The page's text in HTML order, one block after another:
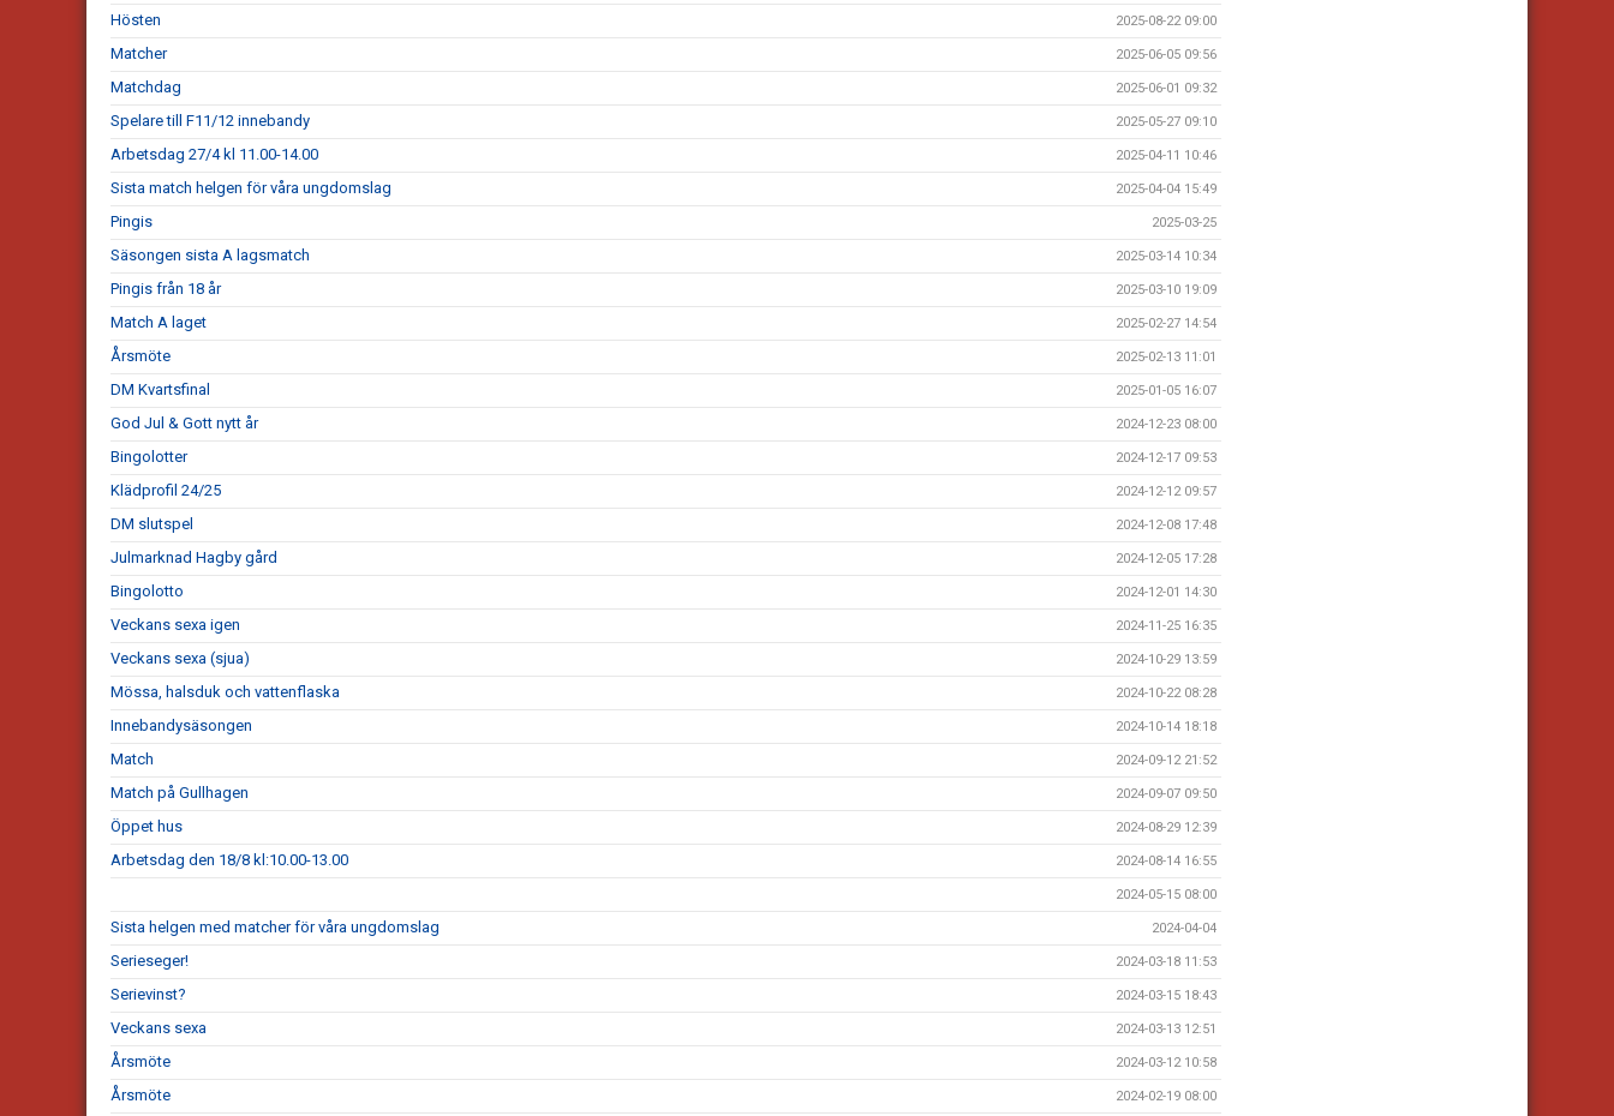
Hösten 2025-08-22 09:00
Matcher 2025-06-05 09:56
Matchdag 2025-06-01 09:32
Spelare till F11/12 innebandy 2025-05-27 09:10
Arbetsdag 27/4 kl 11.00-14.00 2025-04-11 10:46
Sista match helgen för våra ungdomslag 2025-04-04 15:49
Pingis 2025-03-25
Säsongen sista A lagsmatch 2025-03-14 10:34
Pingis från 18 år 2025-03-10 19:09
Match A laget 2025-02-27 14:54
Årsmöte 2025-02-13 11:01
DM Kvartsfinal 2025-01-05 16:07
God Jul & Gott nytt år 2024-12-23 08:00
Bingolotter 2024-12-17 09:53
Klädprofil 24/25 2024-12-12 09:57
DM slutspel 2024-12-08 17:48
Julmarknad Hagby gård 2024-12-05 17:28
Bingolotto 2024-12-01 14:30
Veckans sexa igen 2024-11-25 16:35
Veckans sexa (sjua) 2024-10-29 13:59
Mössa, halsduk och vattenflaska 2024-10-22 08:28
Innebandysäsongen 2024-10-14 18:18
Match 2024-09-12 21:52
Match på Gullhagen 2024-09-07 09:50
Öppet hus 2024-08-29 12:39
Arbetsdag den 18/8 kl:10.00-13.00 2024-08-14 16:55
2024-05-15 08:00
Sista helgen med matcher för våra ungdomslag 2024-04-04
Serieseger! 2024-03-18 11:53
Serievinst? 2024-03-15 18:43
Veckans sexa 2024-03-13 12:51
Årsmöte 2024-03-12 10:58
Årsmöte 2024-02-19 08:00